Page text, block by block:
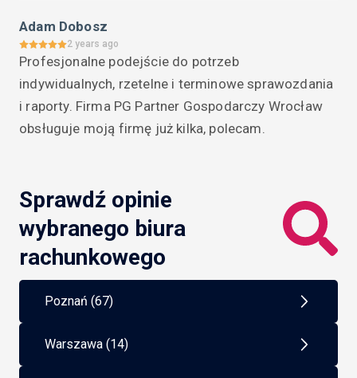
Adam Dobosz
2 years ago
Profesjonalne podejście do potrzeb
indywidualnych, rzetelne i terminowe sprawozdania
i raporty. Firma PG Partner Gospodarczy Wrocław
obsługuje moją firmę już kilka, polecam.
Sprawdź opinie
wybranego biura
rachunkowego
Poznań (67)
Warszawa (14)